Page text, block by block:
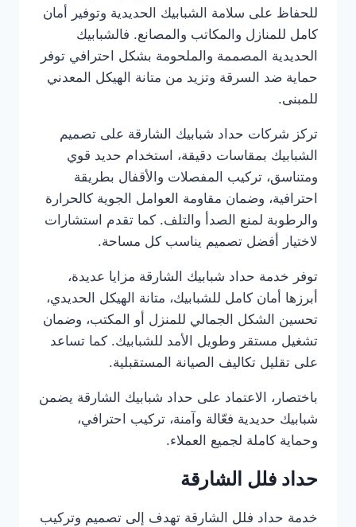
للحفاظ على سلامة الشبابيك الحديدية وتوفير أمان
كامل للمنازل والمكاتب والمصانع. فالشبابيك
الحديدية المصممة والملحومة بشكل احترافي توفر
حماية ضد السرقة وتزيد من متانة الهيكل المعدني
للمبنى.
تركز شركات حداد شبابيك الشارقة على تصميم
الشبابيك بمقاسات دقيقة، استخدام حديد قوي
ومتناسق، تركيب المفصلات والأقفال بطريقة
احترافية، وضمان مقاومة العوامل الجوية كالحرارة
والرطوبة لمنع الصدأ والتلف. كما تقدم استشارات
لاختيار أفضل تصميم يناسب كل مساحة.
توفر خدمة حداد شبابيك الشارقة مزايا عديدة،
أبرزها أمان كامل للشبابيك، متانة الهيكل الحديدي،
تحسين الشكل الجمالي للمنزل أو المكتب، وضمان
تشغيل مستقر وطويل الأمد للشبابيك. كما تساعد
على تقليل تكاليف الصيانة المستقبلية.
باختصار، الاعتماد على حداد شبابيك الشارقة يضمن
شبابيك حديدية فعّالة وآمنة، تركيب احترافي،
وحماية كاملة لجميع العملاء.
حداد فلل الشارقة
خدمة حداد فلل الشارقة تهدف إلى تصميم وتركيب